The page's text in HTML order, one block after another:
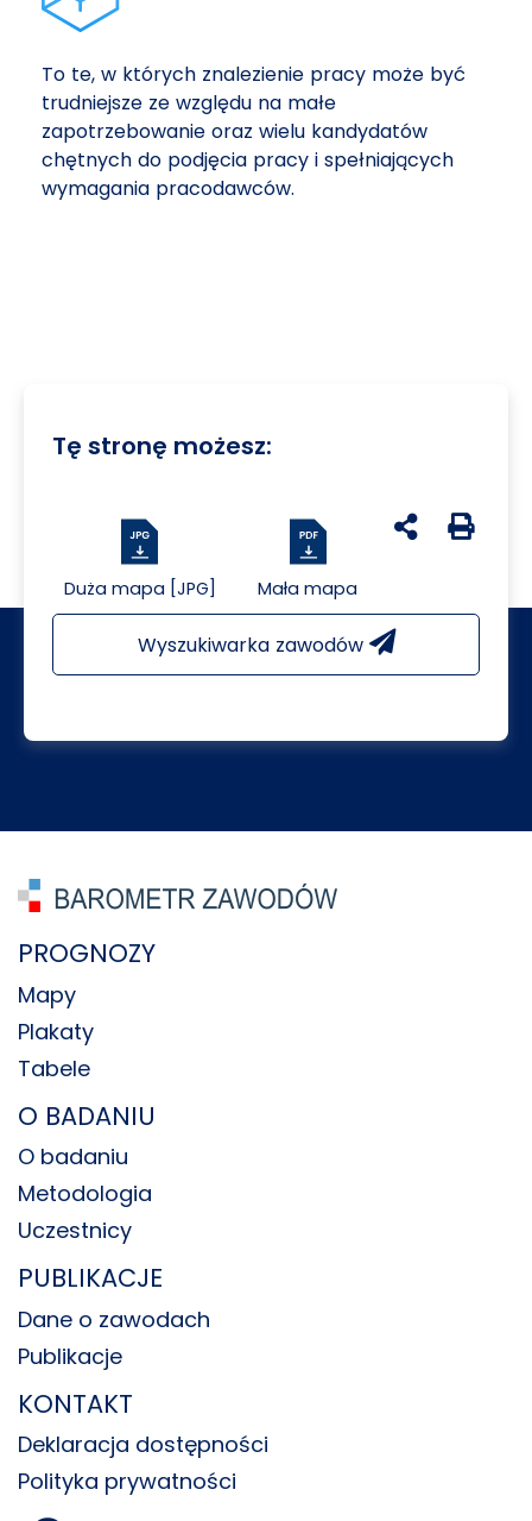
To te, w których znalezienie pracy może być
trudniejsze ze względu na małe
zapotrzebowanie oraz wielu kandydatów
chętnych do podjęcia pracy i spełniających
wymagania pracodawców.
Tę stronę możesz:
Duża mapa [JPG] Mała mapa
udostępnij na
Generuj
Wyszukiwarka zawodów
PROGNOZY
Mapy
Plakaty
Tabele
O BADANIU
O badaniu
Metodologia
Uczestnicy
PUBLIKACJE
Dane o zawodach
Publikacje
KONTAKT
Deklaracja dostępności
Polityka prywatności